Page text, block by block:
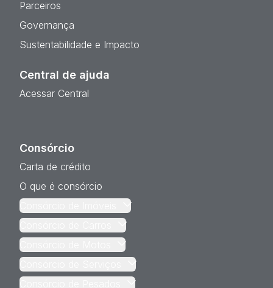
Parceiros
Governança
Sustentabilidade e Impacto
Central de ajuda
Acessar Central
Consórcio
Carta de crédito
O que é consórcio